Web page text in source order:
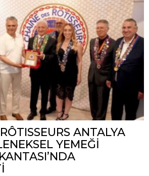
ANTALYA
YEMEĞİ